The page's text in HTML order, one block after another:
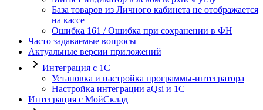
База товаров из Личного кабинета не отображается
на кассе
Ошибка 161 / Ошибка при сохранении в ФН
Часто задаваемые вопросы
Актуальные версии приложений
Интеграция с 1С
Установка и настройка программы-интегратора
Настройка интеграции aQsi и 1С
Интеграция с МойСклад